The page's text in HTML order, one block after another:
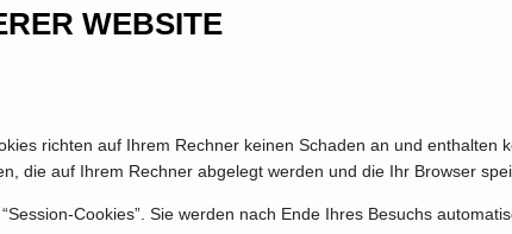
WEBSITE
richten auf Ihrem Rechner keinen Schaden an und enthalten
die auf Ihrem Rechner abgelegt werden und die Ihr Browser
Cookies”. Sie werden nach Ende Ihres Besuchs